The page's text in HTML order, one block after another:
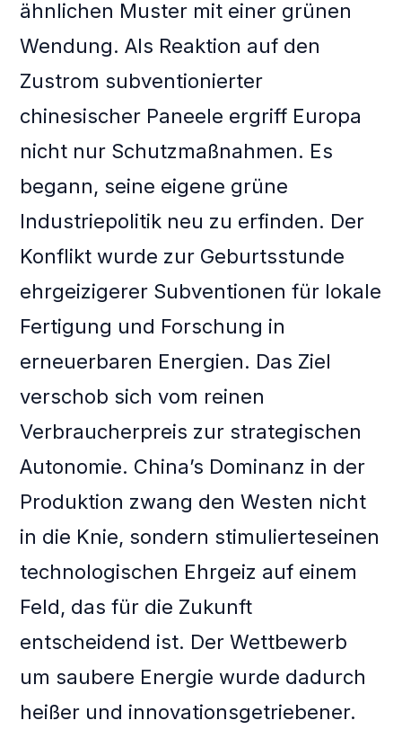
ähnlichen Muster mit einer grünen
Wendung. Als Reaktion auf den
Zustrom subventionierter
chinesischer Paneele ergriff Europa
nicht nur Schutzmaßnahmen. Es
begann, seine eigene grüne
Industriepolitik neu zu erfinden. Der
Konflikt wurde zur Geburtsstunde
ehrgeizigerer Subventionen für lokale
Fertigung und Forschung in
erneuerbaren Energien. Das Ziel
verschob sich vom reinen
Verbraucherpreis zur strategischen
Autonomie. China’s Dominanz in der
Produktion zwang den Westen nicht
in die Knie, sondern stimulierteseinen
technologischen Ehrgeiz auf einem
Feld, das für die Zukunft
entscheidend ist. Der Wettbewerb
um saubere Energie wurde dadurch
heißer und innovationsgetriebener.